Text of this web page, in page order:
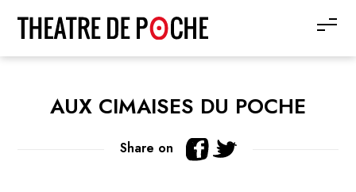
AUX CIMAISES DU POCHE
Share on